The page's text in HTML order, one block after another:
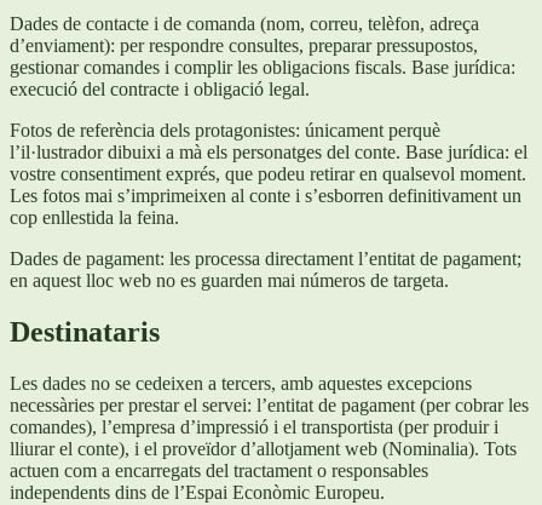
Dades de contacte i de comanda (nom, correu, telèfon, adreça
d’enviament): per respondre consultes, preparar pressupostos,
gestionar comandes i complir les obligacions fiscals. Base jurídica:
execució del contracte i obligació legal.
Fotos de referència dels protagonistes: únicament perquè
l’il·lustrador dibuixi a mà els personatges del conte. Base jurídica: el
vostre consentiment exprés, que podeu retirar en qualsevol moment.
Les fotos mai s’imprimeixen al conte i s’esborren definitivament un
cop enllestida la feina.
Dades de pagament: les processa directament l’entitat de pagament;
en aquest lloc web no es guarden mai números de targeta.
Destinataris
Les dades no se cedeixen a tercers, amb aquestes excepcions
necessàries per prestar el servei: l’entitat de pagament (per cobrar les
comandes), l’empresa d’impressió i el transportista (per produir i
lliurar el conte), i el proveïdor d’allotjament web (Nominalia). Tots
actuen com a encarregats del tractament o responsables
independents dins de l’Espai Econòmic Europeu.